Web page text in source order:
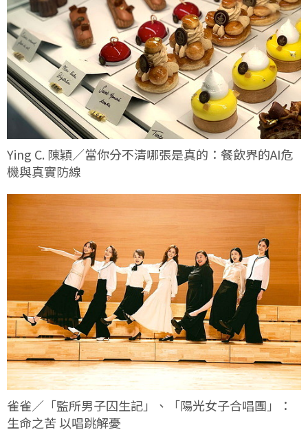
Ying C. 陳穎／當你分不清哪張是真的：餐飲界的AI危
機與真實防線
雀雀／「監所男子囚生記」、「陽光女子合唱團」：
生命之苦 以唱跳解憂